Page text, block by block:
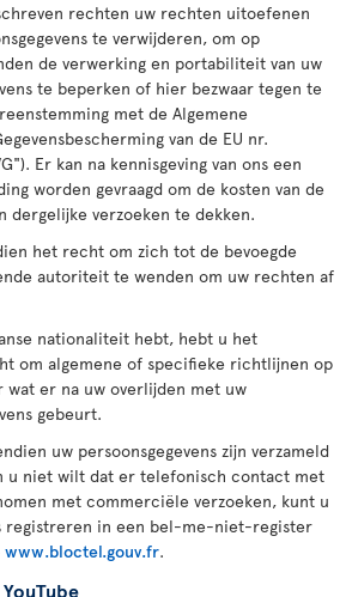
rechten uw rechten uitoefenen
te verwijderen, om op
de verwerking en portabiliteit van uw
te beperken of hier bezwaar tegen te
met de Algemene
van de EU nr.
Er kan na kennisgeving van ons een
worden gevraagd om de kosten van de
dergelijke verzoeken te dekken.
het recht om zich tot de bevoegde
autoriteit te wenden om uw rechten af
nationaliteit hebt, hebt u het
om algemene of specifieke richtlijnen op
wat er na uw overlijden met uw
gebeurt.
uw persoonsgegevens zijn verzameld
u niet wilt dat er telefonisch contact met
met commerciële verzoeken, kunt u
registreren in een bel-me-niet-register
www.bloctel.gouv.fr.